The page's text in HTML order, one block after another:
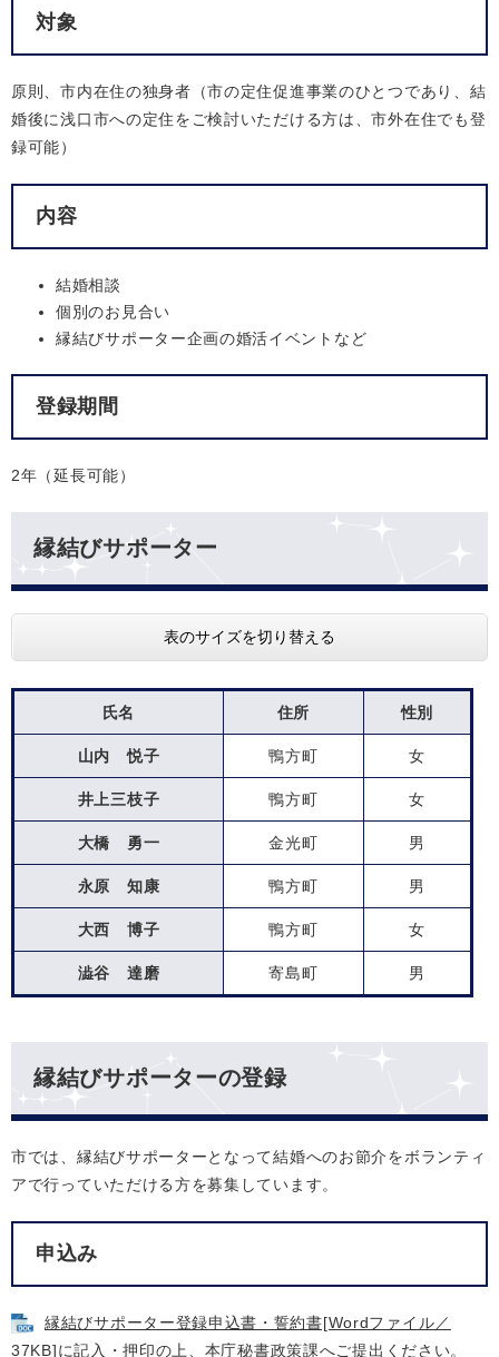
対象
原則、市内在住の独身者（市の定住促進事業のひとつであり、結
婚後に浅口市への定住をご検討いただける方は、市外在住でも登
録可能）
内容
結婚相談
個別のお見合い
縁結びサポーター企画の婚活イベントなど
登録期間
2年（延長可能）
縁結びサポーター
表のサイズを切り替える
氏名 住所 性別
山内 悦子 鴨方町 女
井上三枝子 鴨方町 女
大橋 勇一 金光町 男
永原 知康 鴨方町 男
大西 博子 鴨方町 女
澁谷 達磨 寄島町 男
縁結びサポーターの登録
市では、縁結びサポーターとなって結婚へのお節介をボランティ
アで行っていただける方を募集しています。
申込み
縁結びサポーター登録申込書・誓約書[Wordファイル／
37KB]に記入・押印の上、本庁秘書政策課へご提出ください。